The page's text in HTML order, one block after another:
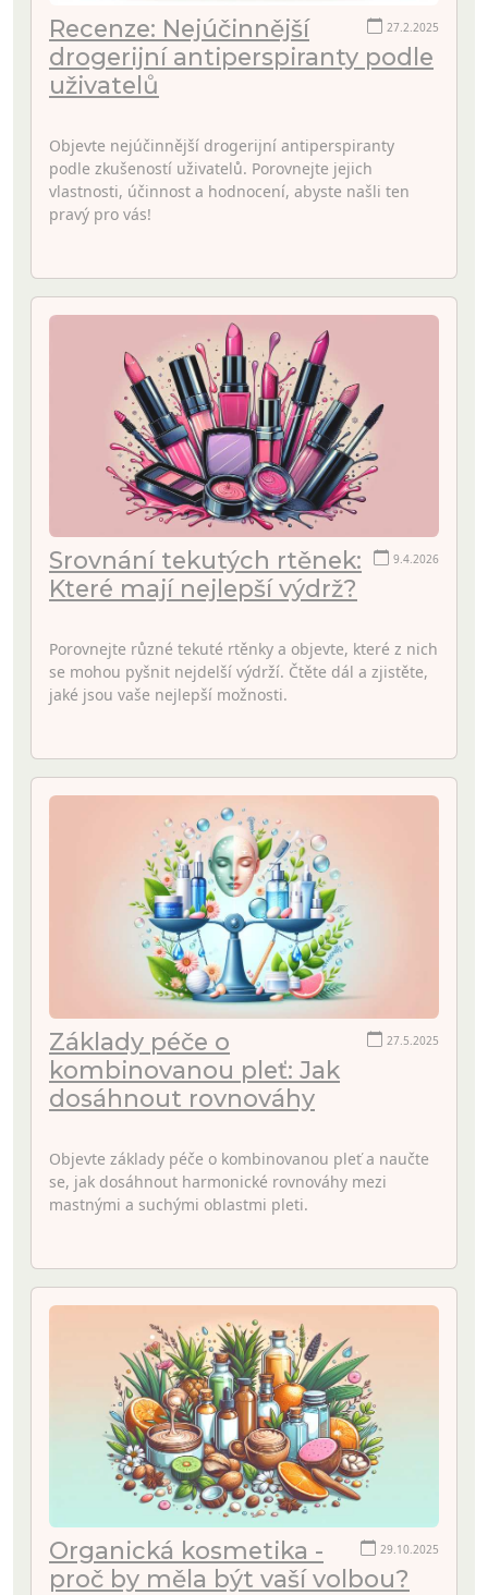
27.2.2025
Recenze: Nejúčinnější
drogerijní antiperspiranty podle
uživatelů
Objevte nejúčinnější drogerijní antiperspiranty
podle zkušeností uživatelů. Porovnejte jejich
vlastnosti, účinnost a hodnocení, abyste našli ten
pravý pro vás!
9.4.2026
Srovnání tekutých rtěnek:
Které mají nejlepší výdrž?
Porovnejte různé tekuté rtěnky a objevte, které z nich
se mohou pyšnit nejdelší výdrží. Čtěte dál a zjistěte,
jaké jsou vaše nejlepší možnosti.
27.5.2025
Základy péče o
kombinovanou pleť: Jak
dosáhnout rovnováhy
Objevte základy péče o kombinovanou pleť a naučte
se, jak dosáhnout harmonické rovnováhy mezi
mastnými a suchými oblastmi pleti.
29.10.2025
Organická kosmetika -
proč by měla být vaší volbou?